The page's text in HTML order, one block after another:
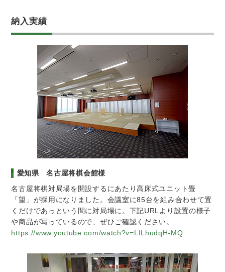
納入実績
愛知県 名古屋将棋会館様
名古屋将棋対局場を開設するにあたり高床式ユニット畳
「望」が採用になりました。会議室に85台を組み合わせて置
くだけであっという間に対局場に。下記URLより設置の様子
や商品が写っているので、ぜひご確認ください。
https://www.youtube.com/watch?v=LILhudqH-MQ